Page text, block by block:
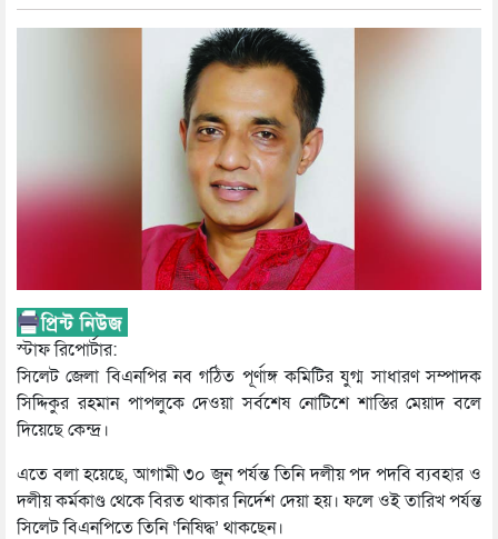
স্টাফ রিপোর্টার:
সিলেট জেলা বিএনপির নব গঠিত পূর্ণাঙ্গ কমিটির যুগ্ম সাধারণ সম্পাদক
সিদ্দিকুর রহমান পাপলুকে দেওয়া সর্বশেষ নোটিশে শাস্তির মেয়াদ বলে
দিয়েছে কেন্দ্র।
এতে বলা হয়েছে, আগামী ৩০ জুন পর্যন্ত তিনি দলীয় পদ পদবি ব্যবহার ও
দলীয় কর্মকাণ্ড থেকে বিরত থাকার নির্দেশ দেয়া হয়। ফলে ওই তারিখ পর্যন্ত
সিলেট বিএনপিতে তিনি ‘নিষিদ্ধ’ থাকছেন।